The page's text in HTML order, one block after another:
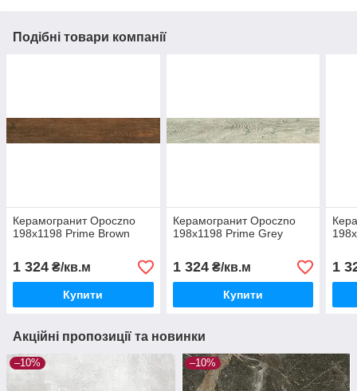
Подібні товари компанії
Керамогранит Opoczno
198x1198 Prime Brown
1 324 ₴/кв.м
Купити
Керамогранит Opoczno
198x1198 Prime Grey
1 324₴/кв.м
Купити
1
Акційні пропозиції та новинки
–10% –10%